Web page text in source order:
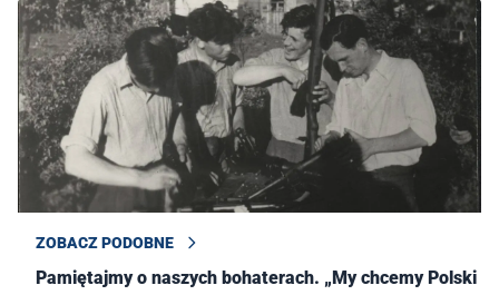
ZOBACZ PODOBNE
Pamiętajmy o naszych bohaterach. „My chcemy Polski